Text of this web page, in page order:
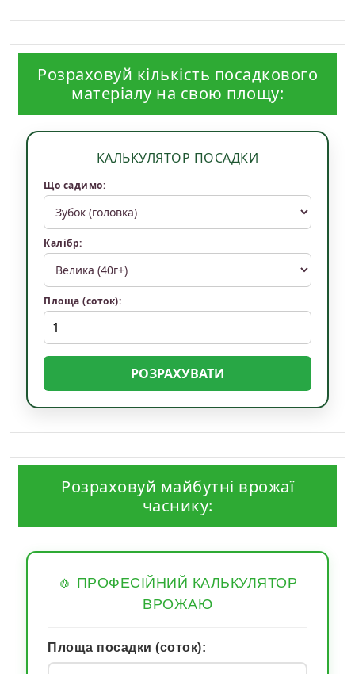
Розраховуй кількість посадкового
матеріалу на свою площу:
КАЛЬКУЛЯТОР ПОСАДКИ
Що садимо:
Калібр:
Площа (соток):
РОЗРАХУВАТИ
Розраховуй майбутні врожаї
часнику:
🧄 ПРОФЕСІЙНИЙ КАЛЬКУЛЯТОР
ВРОЖАЮ
Площа посадки (соток):